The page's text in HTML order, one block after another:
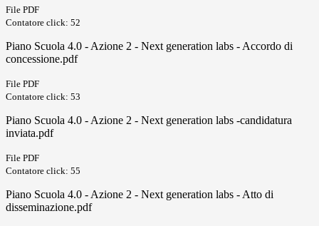
File PDF
Contatore click: 52
Piano Scuola 4.0 - Azione 2 - Next generation labs - Accordo di
concessione.pdf
File PDF
Contatore click: 53
Piano Scuola 4.0 - Azione 2 - Next generation labs -candidatura
inviata.pdf
File PDF
Contatore click: 55
Piano Scuola 4.0 - Azione 2 - Next generation labs - Atto di
disseminazione.pdf